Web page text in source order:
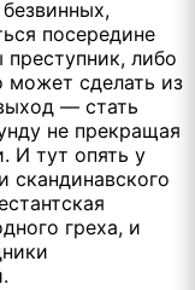
посередине
либо
может сделать из
— стать
не прекращая
И тут опять у
скандинавского
греха, и